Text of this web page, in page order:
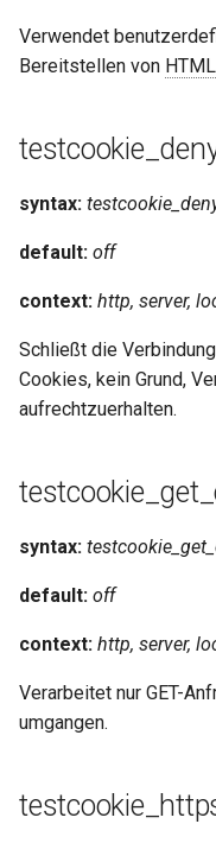
Verwendet
Bereitstellen von HTML
syntax:
default: off
context: http, server,
Schließt die
Cookies, kein Grund,
aufrechtzuerhalten.
syntax:
default: off
context: http, server,
Verarbeitet nur GET-
umgangen.